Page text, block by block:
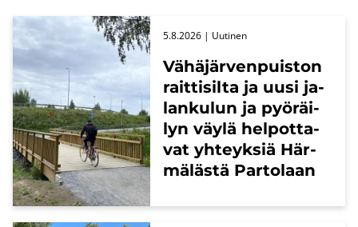
Vä­hä­jär­ven­puis­ton
rait­ti­sil­ta ja uusi ja­
lan­ku­lun ja pyö­räi­
lyn väylä hel­pot­ta­
vat yh­teyk­siä Här­
mä­läs­tä Par­to­laan
5.8.2026 | Uu­ti­nen